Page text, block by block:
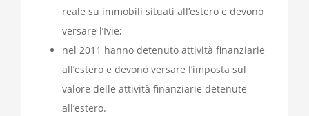
reale su immobili situati all’estero e devono
versare l’Ivie;
nel 2011 hanno detenuto attività finanziarie
all’estero e devono versare l’imposta sul
valore delle attività finanziarie detenute
all’estero.